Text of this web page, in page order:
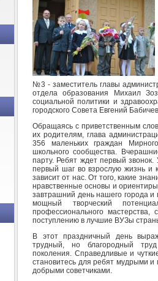
№3 - заместитель главы
отдела образования Михаил
социальной политики и
городского Совета Евгений
Обращаясь с приветственным
их родителям, глава
356 маленьких граждан
школьного сообщества.
парту. Ребят ждет первый
первый шаг во взрослую жизнь и
зависит от нас. От того, какие
нравственные основы и
завтрашний день нашего города и
мощный творческий
профессионального мастерства,
поступлению в лучшие ВУЗы
В этот праздничный день
трудный, но благородный
поколения. Справедливые и
становитесь для ребят мудрыми
добрыми советчиками.